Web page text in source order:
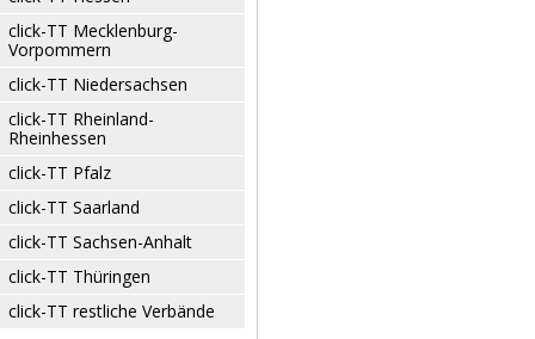
click-TT Mecklenburg-
Vorpommern
click-TT Niedersachsen
click-TT Rheinland-
Rheinhessen
click-TT Pfalz
click-TT Saarland
click-TT Sachsen-Anhalt
click-TT Thüringen
click-TT restliche Verbände